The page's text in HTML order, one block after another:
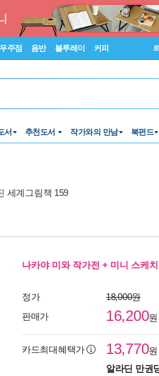
우주점 음반 블루레이 커피
서 추천도서 작가와의 만남 북펀드
세계그림책 159
나카야 미와 작가전 + 미니 스케
정가
18,000원
판매가
16,200
카드최대혜택가 13,770원
알라딘 만권